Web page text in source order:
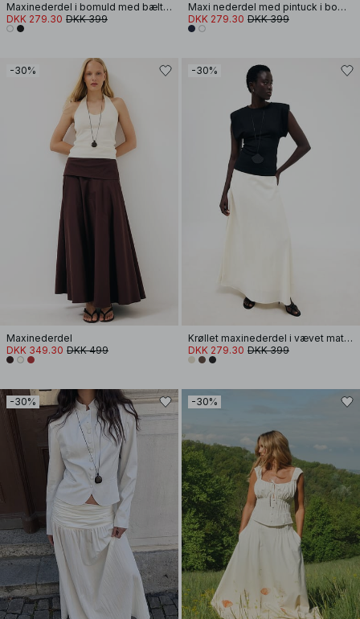
Maxinederdel i bomuld med bæltestrop
DKK 279.30 DKK 399
Maxi nederdel med pintuck i bomuld
DKK 279.30 DKK 399
-30%
Maxinederdel
DKK 349.30 DKK 499
-30%
Krøllet maxinederdel i vævet materiale
DKK 279.30 DKK 399
-30% -30%